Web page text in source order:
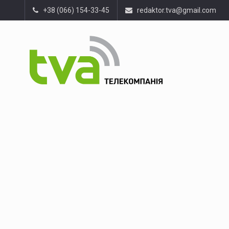
+38 (066) 154-33-45 redaktor.tva@gmail.com